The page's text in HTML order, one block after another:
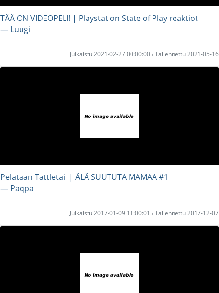
TÄÄ ON VIDEOPELI! | Playstation State of Play reaktiot
― Luugi
Julkaistu 2021-02-27 00:00:00 / Tallennettu 2021-05-16
Pelataan Tattletail | ÄLÄ SUUTUTA MAMAA #1
― Paqpa
Julkaistu 2017-01-09 11:00:01 / Tallennettu 2017-12-07